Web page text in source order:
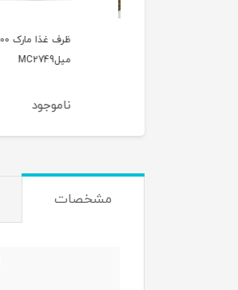
ظرف غذا مارک 700
مشخصات